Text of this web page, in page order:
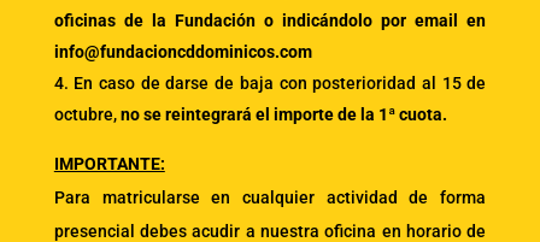
oficinas de la Fundación o indicándolo por email en
info@fundacioncddominicos.com
En caso de darse de baja con posterioridad al 15 de
octubre,no se reintegrará el importe de la 1ª cuota.
IMPORTANTE:
Para matricularse en cualquier actividad de forma
presencial debes acudir a nuestra oficina en horario de